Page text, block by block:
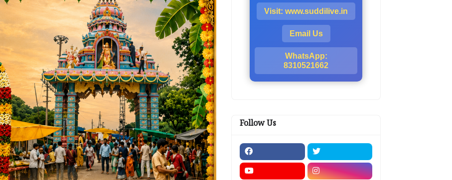
Visit: www.suddilive.in
Email Us
WhatsApp:
8310521662
Follow Us